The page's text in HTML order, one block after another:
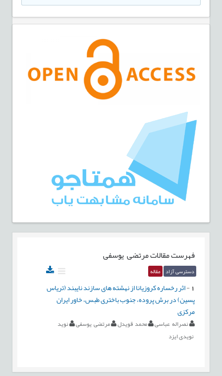
فهرست مقالاتمرتضی یوسفی
دسترسی آزاد مقاله
-اثر رخساره کروزیانا از نهشته های سازند نایبند (تریاس
پسین) در برش پروده، جنوب باختری طبس، خاور ایران
مرکزی
نصراله عباسی محمد قویدل مرتضی یوسفی
نوید
نویدی ایزد